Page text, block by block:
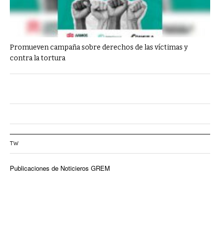
Promueven campaña sobre derechos de las víctimas y
contra la tortura
TW
Publicaciones de Noticieros GREM